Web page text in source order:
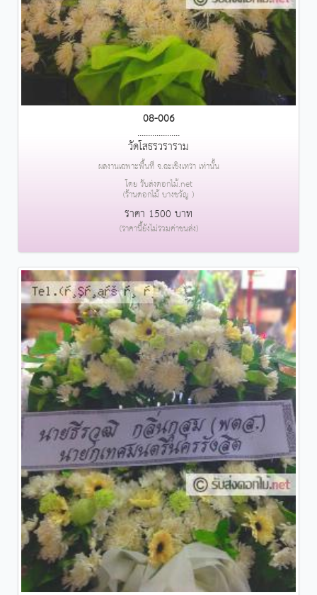
08-006
....................
วัดโสธรวราราม
ผลงานเฉพาะพื้นที่ จ.ฉะเชิงเทรา เท่านั้น
โดย รับส่งดอกไม้.net
(ร้านดอกไม้ บางขวัญ )
ราคา 1500 บาท
(ราคานี้ยังไม่รวมค่าขนส่ง)